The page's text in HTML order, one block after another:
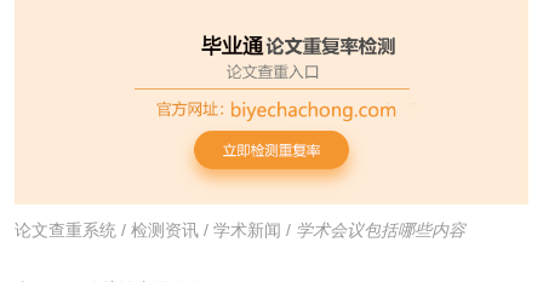
论文查重系统 / 检测资讯 / 学术新闻 / 学术会议包括哪些内容